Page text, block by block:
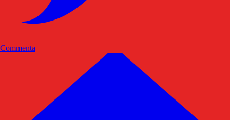
Commenta